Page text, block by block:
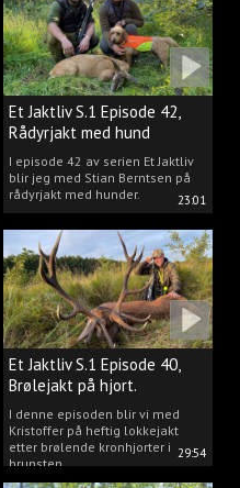
23:01
Et Jaktliv S.1 Episode 42,
Rådyrjakt med hund
I episode 42 av serien Et Jaktliv
blir jeg med Stian Berntsen på
rådyrjakt med hunder.
29:54
Et Jaktliv S.1 Episode 40,
Brølejakt på hjort.
I denne episoden blir vi med
Kristoffer på heftig lokkejakt
etter brølende kronhjorter i
brunsten.